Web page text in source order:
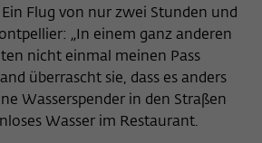
Flug von nur zwei Stunden und
„In einem ganz anderen
nicht einmal meinen Pass
überrascht sie, dass es anders
Wasserspender in den Straßen
Wasser im Restaurant.